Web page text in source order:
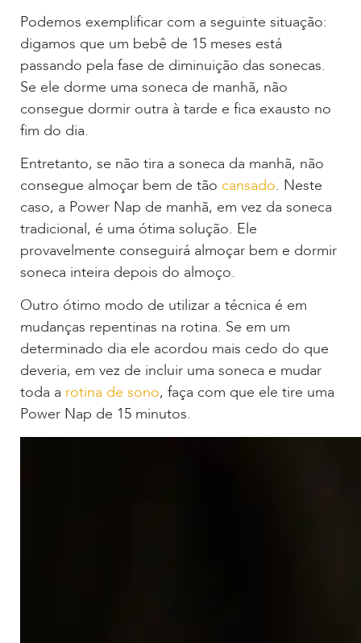
Podemos exemplificar com a seguinte situação:
digamos que um bebê de 15 meses está
passando pela fase de diminuição das sonecas.
Se ele dorme uma soneca de manhã, não
consegue dormir outra à tarde e fica exausto no
fim do dia.
Entretanto, se não tira a soneca da manhã, não
consegue almoçar bem de tão cansado. Neste
caso, a Power Nap de manhã, em vez da soneca
tradicional, é uma ótima solução. Ele
provavelmente conseguirá almoçar bem e dormir
soneca inteira depois do almoço.
Outro ótimo modo de utilizar a técnica é em
mudanças repentinas na rotina. Se em um
determinado dia ele acordou mais cedo do que
deveria, em vez de incluir uma soneca e mudar
toda a rotina de sono, faça com que ele tire uma
Power Nap de 15 minutos.